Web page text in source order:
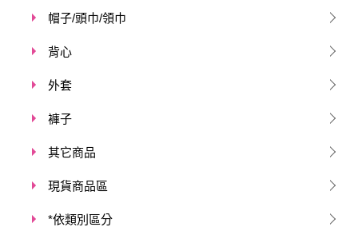
帽子/頭巾/領巾
背心
外套
褲子
其它商品
現貨商品區
*依類別區分